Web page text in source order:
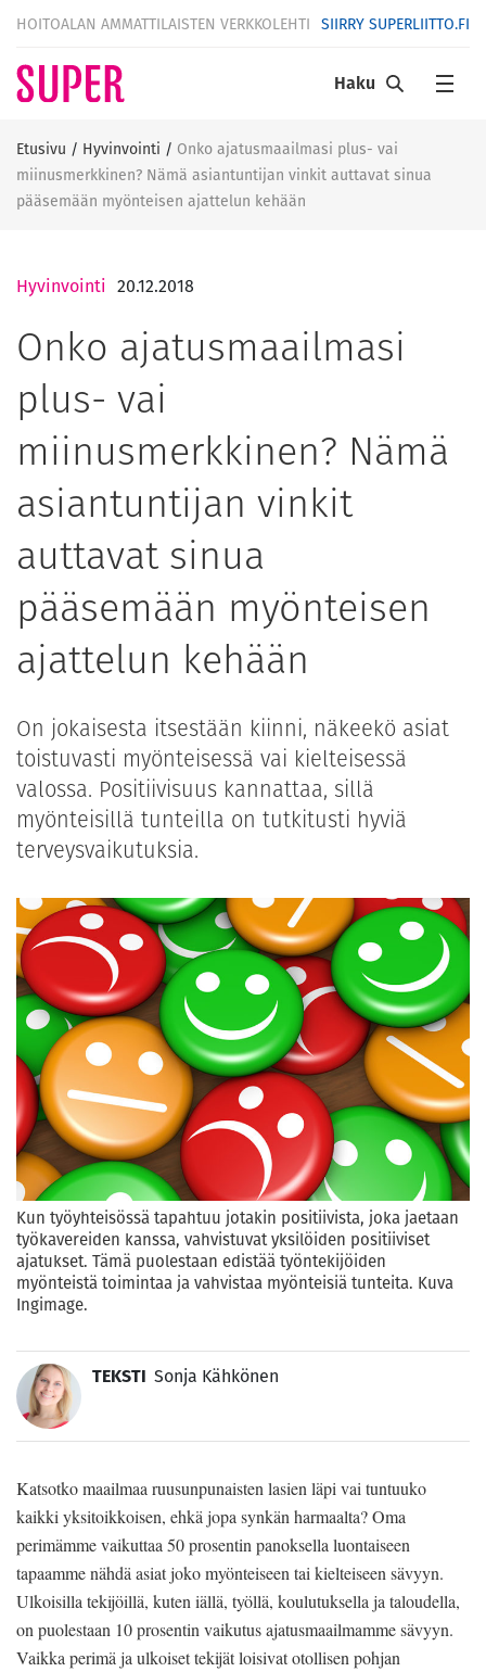
HOITOALAN AMMATTILAISTEN VERKKOLEHTI SIIRRY SUPERLIITTO.FI
Haku
Etusivu / Hyvinvointi / Onko ajatusmaailmasi plus- vai
miinusmerkkinen? Nämä asiantuntijan vinkit auttavat sinua
pääsemään myönteisen ajattelun kehään
Hyvinvointi 20.12.2018
Onko ajatusmaailmasi
plus- vai
miinusmerkkinen? Nämä
asiantuntijan vinkit
auttavat sinua
pääsemään myönteisen
ajattelun kehään
On jokaisesta itsestään kiinni, näkeekö asiat
toistuvasti myönteisessä vai kielteisessä
valossa. Positiivisuus kannattaa, sillä
myönteisillä tunteilla on tutkitusti hyviä
terveysvaikutuksia.
Kun työyhteisössä tapahtuu jotakin positiivista, joka jaetaan
työkavereiden kanssa, vahvistuvat yksilöiden positiiviset
ajatukset. Tämä puolestaan edistää työntekijöiden
myönteistä toimintaa ja vahvistaa myönteisiä tunteita. Kuva
Ingimage.
TEKSTI Sonja Kähkönen
Katsotko maailmaa ruusunpunaisten lasien läpi vai tuntuuko
kaikki yksitoikkoisen, ehkä jopa synkän harmaalta? Oma
perimämme vaikuttaa 50 prosentin panoksella luontaiseen
tapaamme nähdä asiat joko myönteiseen tai kielteiseen sävyyn.
Ulkoisilla tekijöillä, kuten iällä, työllä, koulutuksella ja taloudella,
on puolestaan 10 prosentin vaikutus ajatusmaailmamme sävyyn.
Vaikka perimä ja ulkoiset tekijät loisivat otollisen pohjan